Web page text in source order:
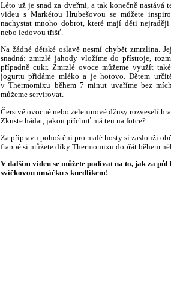
Léto už je snad za dveřmi, a tak konečně nastává
videu s Markétou Hrubešovou se můžete
nachystat mnoho dobrot, které mají děti
nebo ledovou tříšť.
Na žádné dětské oslavě nesmí chybět zmrzlina.
snadná: zmrzlé jahody vložíme do přístroje,
případně cukr. Zmrzlé ovoce můžeme využít
jogurtu přidáme mléko a je hotovo. Dětem
v Thermomixu během 7 minut uvaříme bez
můžeme servírovat.
Čerstvé ovocné nebo zeleninové džusy rozveselí
Zkuste hádat, jakou příchuť má ten na fotce?
Za přípravu pohoštění pro malé hosty si zaslouží
frappé si můžete díky Thermomixu dopřát během
V dalším videu se můžete podívat na to, jak za
svíčkovou omáčku s knedlíkem!